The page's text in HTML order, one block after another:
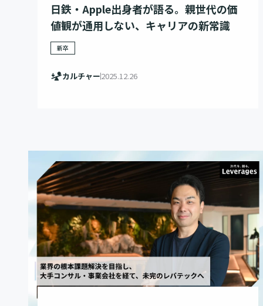
日鉄・Apple出身者が語る。親世代の価
値観が通用しない、キャリアの新常識
新卒
カルチャー2025.12.26